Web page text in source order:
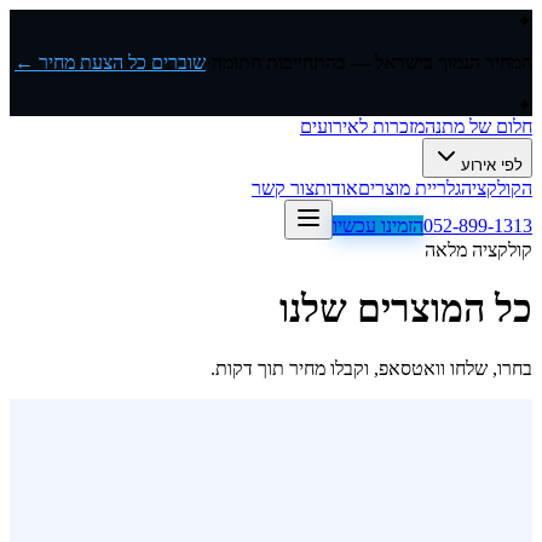
שוברים כל הצעת מחיר ←
חלום של מתנהמזכרות לאירועים
לפי אירוע
הקולקציהגלריית מוצריםאודותצור קשר
052-899-1313הזמינו עכשיו
קולקציה מלאה
כל המוצרים שלנו
בחרו, שלחו וואטסאפ, וקבלו מחיר תוך דקות.